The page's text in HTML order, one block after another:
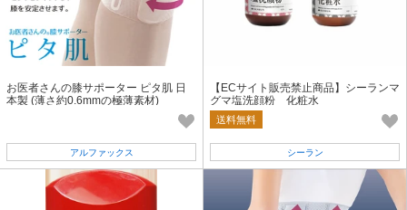
お医者さんの膝サポーター ピタ肌 日
本製 (薄さ約0.6mmの極薄素材)
アルファックス
【ECサイト販売禁止商品】シーランマ
グマ塩洗顔粉 化粧水
送料無料
シーラン